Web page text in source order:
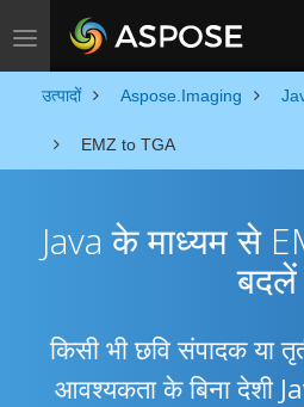
Toggle navigation
उत्पादों Aspose.Imaging
EMZ to TGA
Java के माध्यम से
बदलें
किसी भी छवि संपादक या
आवश्यकता के बिना देशी